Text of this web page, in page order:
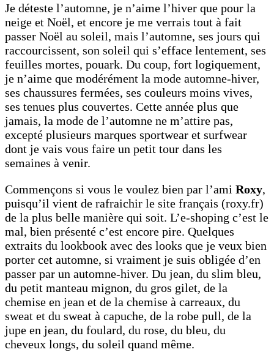
Je déteste l’automne, je n’aime l’hiver que pour la
neige et Noël, et encore je me verrais tout à fait
passer Noël au soleil, mais l’automne, ses jours qui
raccourcissent, son soleil qui s’efface lentement, ses
feuilles mortes, pouark. Du coup, fort logiquement,
je n’aime que modérément la mode automne-hiver,
ses chaussures fermées, ses couleurs moins vives,
ses tenues plus couvertes. Cette année plus que
jamais, la mode de l’automne ne m’attire pas,
excepté plusieurs marques sportwear et surfwear
dont je vais vous faire un petit tour dans les
semaines à venir.
Commençons si vous le voulez bien par l’ami Roxy,
puisqu’il vient de rafraichir le site français (roxy.fr)
de la plus belle manière qui soit. L’e-shoping c’est le
mal, bien présenté c’est encore pire. Quelques
extraits du lookbook avec des looks que je veux bien
porter cet automne, si vraiment je suis obligée d’en
passer par un automne-hiver. Du jean, du slim bleu,
du petit manteau mignon, du gros gilet, de la
chemise en jean et de la chemise à carreaux, du
sweat et du sweat à capuche, de la robe pull, de la
jupe en jean, du foulard, du rose, du bleu, du
cheveux longs, du soleil quand même.